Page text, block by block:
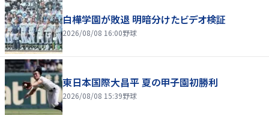
白樺学園が敗退 明暗分けたビデオ検証
2026/08/08 16:00野球
東日本国際大昌平 夏の甲子園初勝利
2026/08/08 15:39野球